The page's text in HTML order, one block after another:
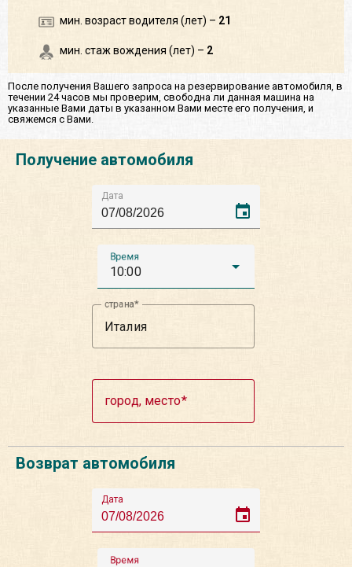
мин. возраст водителя (лет) – 21
мин. стаж вождения (лет) – 2
После получения Вашего запроса на резервирование автомобиля, в
течении 24 часов мы проверим, свободна ли данная машина на
указанные Вами даты в указанном Вами месте его получения, и
свяжемся с Вами.
Получение автомобиля
Дата
event
Время
10:00
страна
город, место
Возврат автомобиля
Дата
event
Время